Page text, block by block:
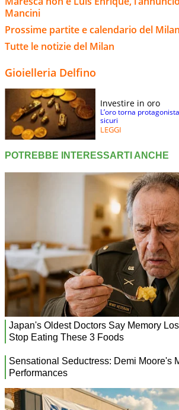
Mancini
Prossime partite e calendario del Milan
Tutte le notizie del Milan
Gioielleria Delfino
Investire in oro
L’oro torna
sicuri
LEGGI